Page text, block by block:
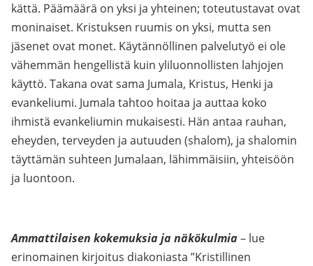
kättä. Päämäärä on yksi ja yhteinen; toteutustavat ovat
moninaiset. Kristuksen ruumis on yksi, mutta sen
jäsenet ovat monet. Käytännöllinen palvelutyö ei ole
vähemmän hengellistä kuin yliluonnollisten lahjojen
käyttö. Takana ovat sama Jumala, Kristus, Henki ja
evankeliumi. Jumala tahtoo hoitaa ja auttaa koko
ihmistä evankeliumin mukaisesti. Hän antaa rauhan,
eheyden, terveyden ja autuuden (shalom), ja shalomin
täyttämän suhteen Jumalaan, lähimmäisiin, yhteisöön
ja luontoon.
Ammattilaisen kokemuksia ja näkökulmia– lue
erinomainen kirjoitus diakoniasta ”Kristillinen